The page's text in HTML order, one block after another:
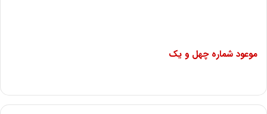
موعود شماره چهل و یک